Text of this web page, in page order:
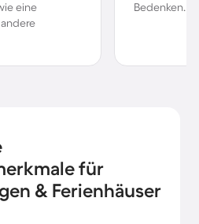
eine
Bedenken.
für
& Ferienhäuser